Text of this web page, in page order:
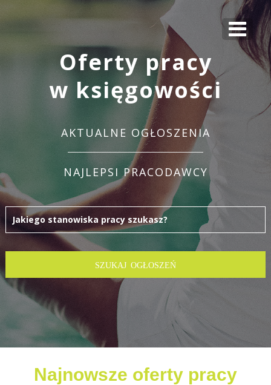
Oferty pracy
w księgowości
AKTUALNE OGŁOSZENIA
NAJLEPSI PRACODAWCY
Najnowsze oferty pracy